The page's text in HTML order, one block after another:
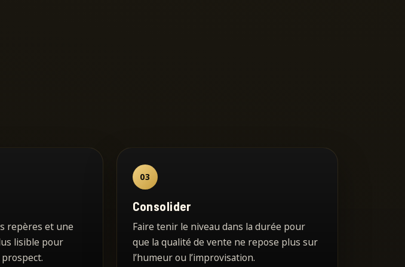
repères et une
lisible pour
03
Consolider
Faire tenir le niveau dans la durée pour
que la qualité de vente ne repose plus sur
l’humeur ou l’improvisation.